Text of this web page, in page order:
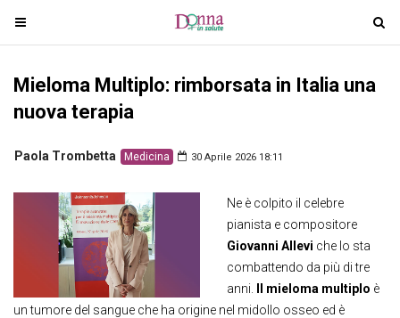
T
o
g
l
n
v
i
T
o
g
Mieloma Multiplo: rimborsata in Italia una
nuova terapia
Paola Trombetta Medicina 30 Aprile 2026 18:11
Ne è colpito il celebre
pianista e compositore
Giovanni Allevi che lo sta
combattendo da più di tre
anni.
Il mieloma multiplo è
un tumore del sangue che ha origine nel midollo osseo ed è